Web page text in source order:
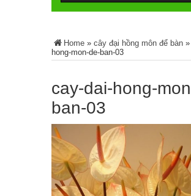
Home » cây đại hồng môn để bàn »
hong-mon-de-ban-03
cay-dai-hong-
ban-03